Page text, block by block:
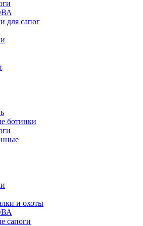
для сапог
ботинки
и охоты
сапоги